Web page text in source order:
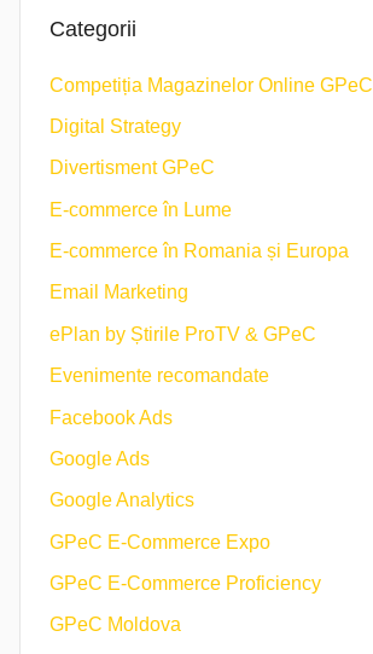
Categorii
Competiția Magazinelor Online GPeC
Digital Strategy
Divertisment GPeC
E-commerce în Lume
E-commerce în Romania și Europa
Email Marketing
ePlan by Știrile ProTV & GPeC
Evenimente recomandate
Facebook Ads
Google Ads
Google Analytics
GPeC E-Commerce Expo
GPeC E-Commerce Proficiency
GPeC Moldova